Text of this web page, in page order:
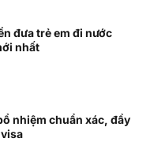
đưa trẻ em đi nước
nhất
nhiệm chuẩn xác, đầy